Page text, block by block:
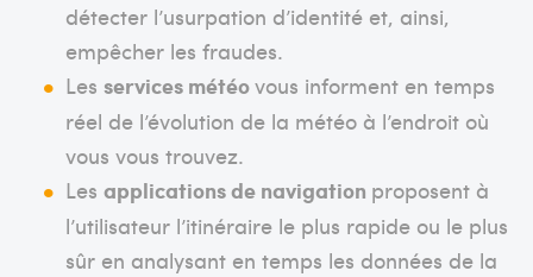
détecter l’usurpation d’identité et, ainsi,
empêcher les fraudes.
Les services météovous informent en temps
réel de l’évolution de la météo à l’endroit où
vous vous trouvez.
Les applications de navigation proposent à
l’utilisateur l’itinéraire le plus rapide ou le plus
sûr en analysant en temps les données de la